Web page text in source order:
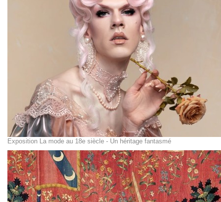
Exposition La mode au 18e siècle - Un héritage fantasmé